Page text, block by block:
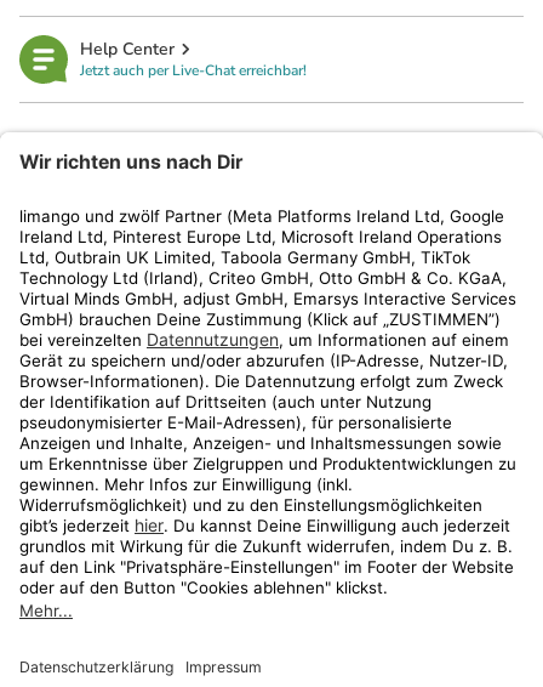
Help Center
Jetzt auch per Live-Chat erreichbar!
Kundenservice
Shop
Aktionen
Travel